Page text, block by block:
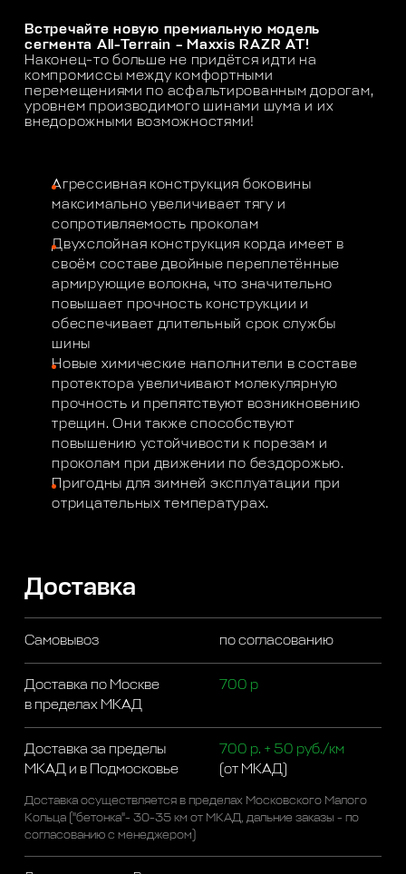
Встречайте новую премиальную модель
сегмента All-Terrain – Maxxis RAZR AT!
Наконец-то больше не придётся идти на
компромиссы между комфортными
перемещениями по асфальтированным дорогам,
уровнем производимого шинами шума и их
внедорожными возможностями!
Агрессивная конструкция боковины
максимально увеличивает тягу и
сопротивляемость проколам
Двухслойная конструкция корда имеет в
своём составе двойные переплетённые
армирующие волокна, что значительно
повышает прочность конструкции и
обеспечивает длительный срок службы
шины
Новые химические наполнители в составе
протектора увеличивают молекулярную
прочность и препятствуют возникновению
трещин. Они также способствуют
повышению устойчивости к порезам и
проколам при движении по бездорожью.
Пригодны для зимней эксплуатации при
отрицательных температурах.
Доставка
Самовывоз по согласованию
Доставка по Москве
в пределах МКАД
700 р
Доставка за пределы
МКАД и в Подмосковье
700 р. + 50 руб./км
(от МКАД)
Доставка осуществляется в пределах Московского Малого
Кольца ("бетонка"- 30-35 км от МКАД, дальние заказы - по
согласованию с менеджером)